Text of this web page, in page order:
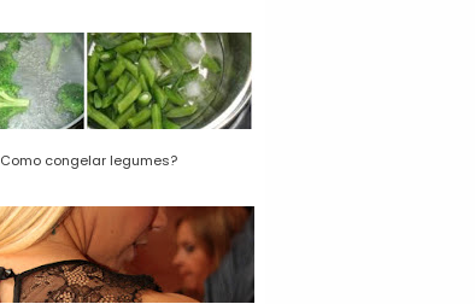
Como congelar legumes?